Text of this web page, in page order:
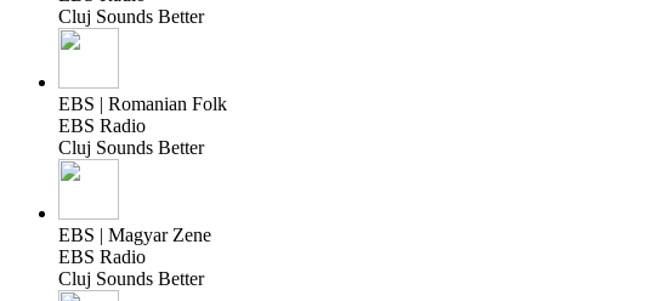
Cluj Sounds Better
EBS | Romanian Folk
EBS Radio
Cluj Sounds Better
EBS | Magyar Zene
EBS Radio
Cluj Sounds Better